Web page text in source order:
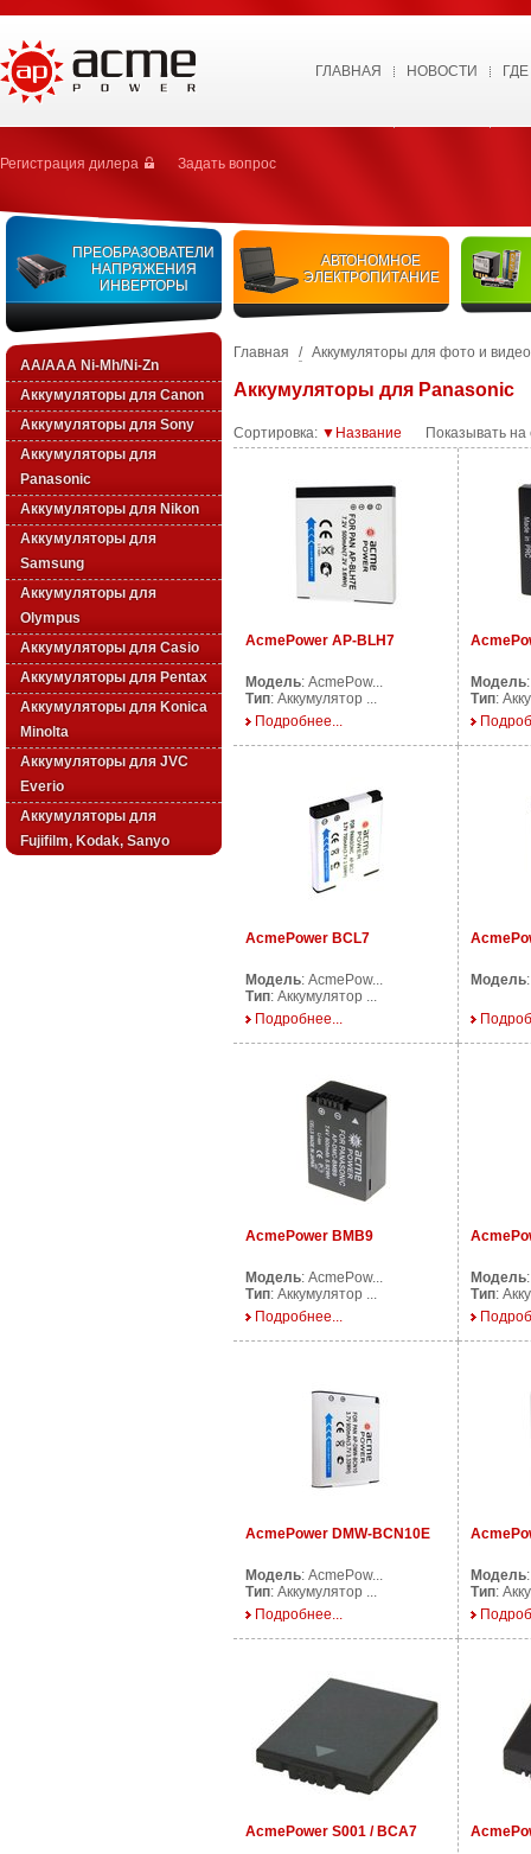
ГЛАВНАЯ НОВОСТИ
Регистрация дилера Задать вопрос
ПРЕОБРАЗОВАТЕЛИ
НАПРЯЖЕНИЯ
ИНВЕРТОРЫ
АВТОНОМНОЕ
ЭЛЕКТРОПИТАНИЕ
AA/AAA Ni-Mh/Ni-Zn
Аккумуляторы для Canon
Аккумуляторы для Sony
Аккумуляторы для
Panasonic
Аккумуляторы для Nikon
Аккумуляторы для
Samsung
Аккумуляторы для
Olympus
Аккумуляторы для Casio
Аккумуляторы для Pentax
Аккумуляторы для Konica
Minolta
Аккумуляторы для JVC
Everio
Аккумуляторы для
Fujifilm, Kodak, Sanyo
Главная / Аккумуляторы для фото и
Аккумуляторы для Panasonic
Сортировка: ▼Название Показывать
AcmePower AP-BLH7
Модель: AcmePow...
Тип: Аккумулятор ...
Подробнее...
Модель
Тип:
AcmePower BCL7
Модель: AcmePow...
Тип: Аккумулятор ...
Подробнее...
Модель
AcmePower BMB9
Модель: AcmePow...
Тип: Аккумулятор ...
Подробнее...
Модель
Тип:
AcmePower DMW-BCN10E
Модель: AcmePow...
Тип: Аккумулятор ...
Подробнее...
Модель
Тип:
AcmePower S001 / BCA7